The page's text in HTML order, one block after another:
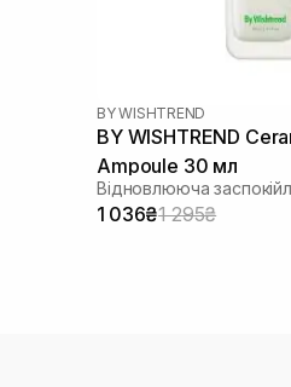
BY WISHTREND
BY WISHTREND
Ampoule 30 мл
1 036₴1 295₴